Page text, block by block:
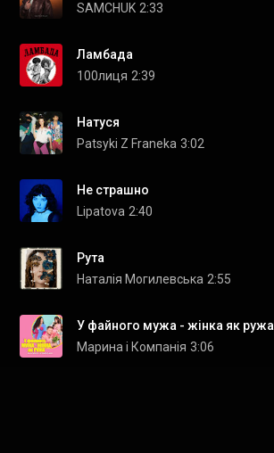
SAMCHUK 2:33
Ламбада
100лиця 2:39
Натуся
Patsyki Z Franeka 3:02
Не страшно
Lipatova 2:40
Рута
Наталія Могилевська 2:55
У файного мужа - жінка як ружа
Марина і Компанія 3:06